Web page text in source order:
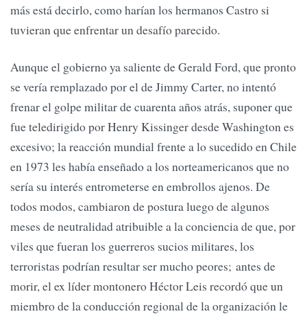
más está decirlo, como harían los hermanos Castro si
tuvieran que enfrentar un desafío parecido.
Aunque el gobierno ya saliente de Gerald Ford, que pronto
se vería remplazado por el de Jimmy Carter, no intentó
frenar el golpe militar de cuarenta años atrás, suponer que
fue teledirigido por Henry Kissinger desde Washington es
excesivo; la reacción mundial frente a lo sucedido en Chile
en 1973 les había enseñado a los norteamericanos que no
sería su interés entrometerse en embrollos ajenos. De
todos modos, cambiaron de postura luego de algunos
meses de neutralidad atribuible a la conciencia de que, por
viles que fueran los guerreros sucios militares, los
terroristas podrían resultar ser mucho peores; antes de
morir, el ex líder montonero Héctor Leis recordó que un
miembro de la conducción regional de la organización le